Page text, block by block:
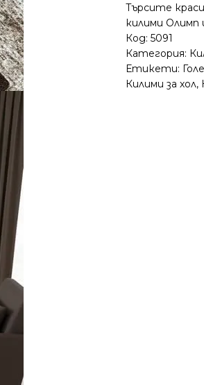
Търсите
килими Олимп
Код:5091
Категория:
Етикети:
Килими за хол,